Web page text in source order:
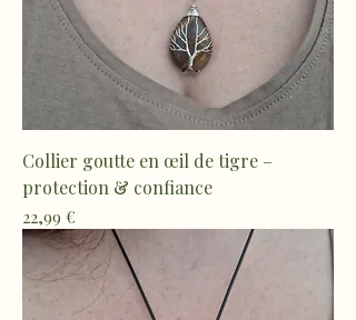
Collier goutte en œil de tigre –
protection & confiance
Prix
22,99 €